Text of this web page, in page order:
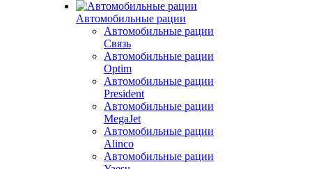
Автомобильные рации
Автомобильные рации
Связь
Автомобильные рации
Optim
Автомобильные рации
President
Автомобильные рации
MegaJet
Автомобильные рации
Alinco
Автомобильные рации